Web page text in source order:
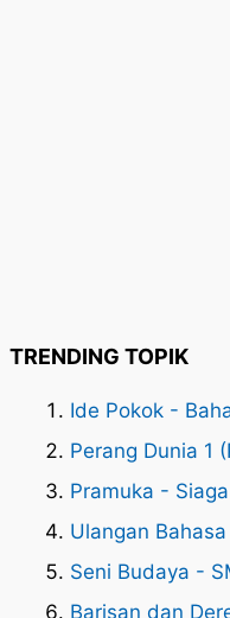
TRENDING TOPIK
Ide Pokok -
Perang Dunia 1
Pramuka - Siaga
Ulangan
Seni Budaya -
Barisan dan